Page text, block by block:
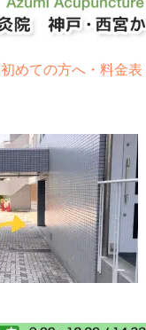
初めての方へ・料金表